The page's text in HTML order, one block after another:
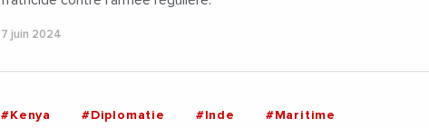
7 juin 2024
#Kenya #Diplomatie #Inde
#Maritime